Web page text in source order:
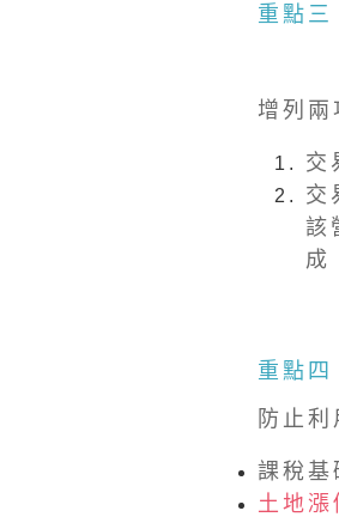
重點
增列
交
交
該
成
重點
防止
課稅
土地